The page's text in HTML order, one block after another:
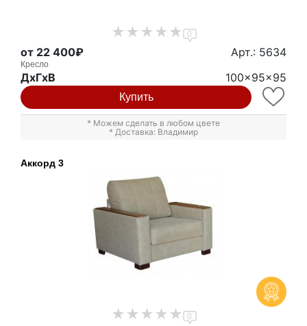
0
от 22 400₽ Арт.: 5634
Кресло
ДxГxВ 100x95x95
Купить
* Можем сделать в любом цвете
* Доставка: Владимир
Аккорд 3
0